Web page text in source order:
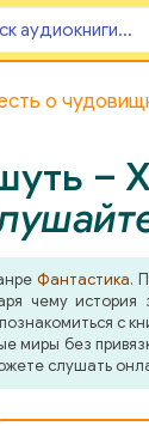
о
–
Фантастика.
чему история
с
миры без
слушать